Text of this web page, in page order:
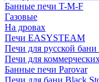
Банные печи T-M-F
Газовые
На дровах
Печи EASYSTEAM
Печи для русской
Печи для
Банные печи Parovar
Печи для бани Black